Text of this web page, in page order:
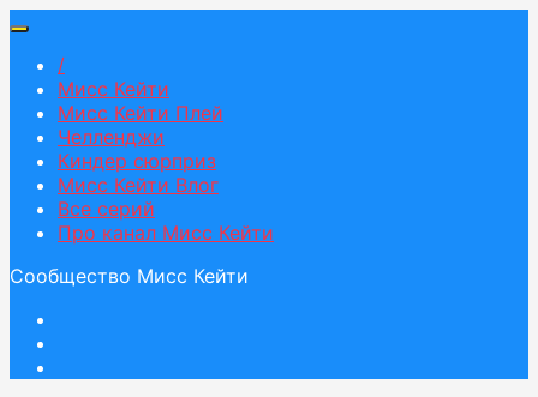
/
Мисс Кейти
Мисс Кейти Плей
Челленджи
Киндер сюрприз
Мисс Кейти Влог
Все серий
Про канал Мисс Кейти
Сообщество Мисс Кейти